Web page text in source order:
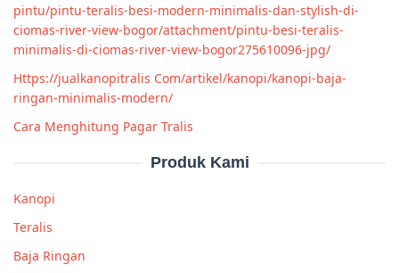
pintu/pintu-teralis-besi-modern-minimalis-dan-stylish-di-
ciomas-river-view-bogor/attachment/pintu-besi-teralis-
minimalis-di-ciomas-river-view-bogor275610096-jpg/
Https://jualkanopitralis Com/artikel/kanopi/kanopi-baja-
ringan-minimalis-modern/
Cara Menghitung Pagar Tralis
Produk Kami
Kanopi
Teralis
Baja Ringan